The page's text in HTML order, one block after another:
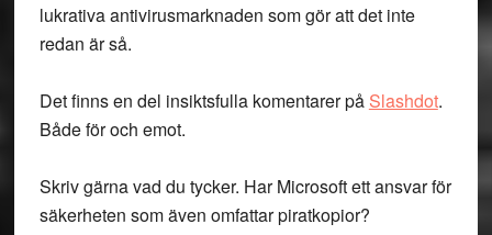
lukrativa antivirusmarknaden som gör att det inte
redan är så.
Det finns en del insiktsfulla komentarer på Slashdot.
Både för och emot.
Skriv gärna vad du tycker. Har Microsoft ett ansvar för
säkerheten som även omfattar piratkopior?